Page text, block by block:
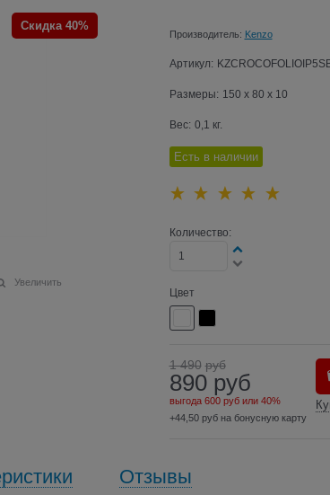
Скидка 40%
Увеличить
Производитель: Kenzo
Артикул:
Размеры: 150 x 80 x 10
Вес: 0,1 кг.
Есть в наличии
Количество:
Цвет
1 490 руб
890 руб
выгода 600 рубили 40%
+44,50 руб на бонусную карту
Отзывы